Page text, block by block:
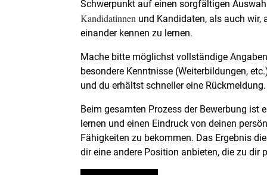
Schwerpunkt auf einen sorgfältigen
Kandidatinnen und Kandidaten, als auch wir,
einander kennen zu lernen.
Mache bitte möglichst vollständige
besondere Kenntnisse (Weiterbildungen,
und du erhältst schneller eine Rückmeldung.
Beim gesamten Prozess der Bewerbung ist
lernen und einen Eindruck von deinen
Fähigkeiten zu bekommen. Das Ergebnis
dir eine andere Position anbieten, die zu dir